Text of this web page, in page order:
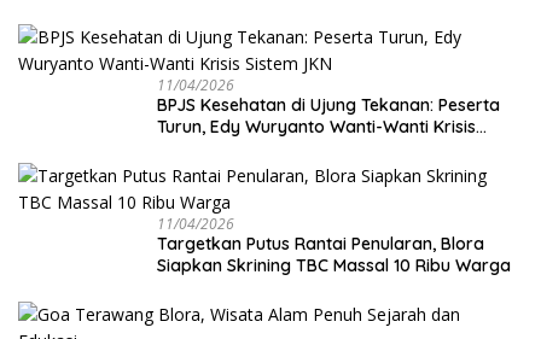
11/04/2026
BPJS Kesehatan di Ujung Tekanan: Peserta
Turun, Edy Wuryanto Wanti-Wanti Krisis
11/04/2026
‎Targetkan Putus Rantai Penularan, Blora
Siapkan Skrining TBC Massal 10 Ribu Warga